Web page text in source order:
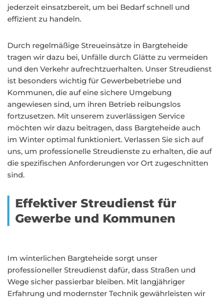
jederzeit einsatzbereit, um bei Bedarf schnell und
effizient zu handeln.
Durch regelmäßige Streueinsätze in Bargteheide
tragen wir dazu bei, Unfälle durch Glätte zu vermeiden
und den Verkehr aufrechtzuerhalten. Unser Streudienst
ist besonders wichtig für Gewerbebetriebe und
Kommunen, die auf eine sichere Umgebung
angewiesen sind, um ihren Betrieb reibungslos
fortzusetzen. Mit unserem zuverlässigen Service
möchten wir dazu beitragen, dass Bargteheide auch
im Winter optimal funktioniert. Verlassen Sie sich auf
uns, um professionelle Streudienste zu erhalten, die auf
die spezifischen Anforderungen vor Ort zugeschnitten
sind.
Effektiver Streudienst für
Gewerbe und Kommunen
Im winterlichen Bargteheide sorgt unser
professioneller Streudienst dafür, dass Straßen und
Wege sicher passierbar bleiben. Mit langjähriger
Erfahrung und modernster Technik gewährleisten wir